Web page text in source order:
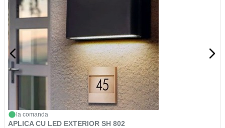
la comanda
APLICA CU LED EXTERIOR SH 802